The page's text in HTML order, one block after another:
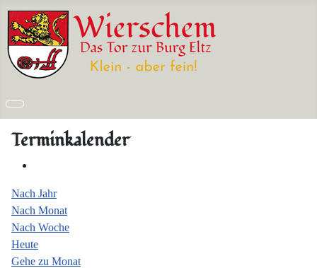
Terminkalender
Nach Jahr
Nach Monat
Nach Woche
Heute
Gehe zu Monat